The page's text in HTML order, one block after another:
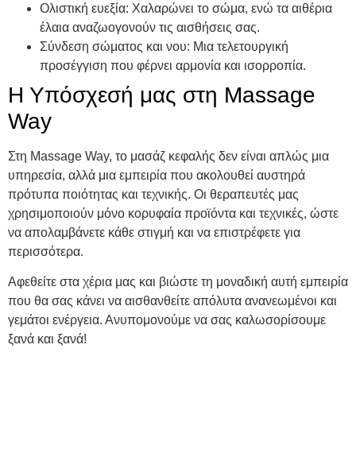
Ολιστική ευεξία: Χαλαρώνει το σώμα, ενώ τα αιθέρια
έλαια αναζωογονούν τις αισθήσεις σας.
Σύνδεση σώματος και νου: Μια τελετουργική
προσέγγιση που φέρνει αρμονία και ισορροπία.
Η Υπόσχεσή μας στη Massage
Way
Στη Massage Way, το μασάζ κεφαλής δεν είναι απλώς μια
υπηρεσία, αλλά μια εμπειρία που ακολουθεί αυστηρά
πρότυπα ποιότητας και τεχνικής. Οι θεραπευτές μας
χρησιμοποιούν μόνο κορυφαία προϊόντα και τεχνικές, ώστε
να απολαμβάνετε κάθε στιγμή και να επιστρέφετε για
περισσότερα.
Αφεθείτε στα χέρια μας και βιώστε τη μοναδική αυτή εμπειρία
που θα σας κάνει να αισθανθείτε απόλυτα ανανεωμένοι και
γεμάτοι ενέργεια. Ανυπομονούμε να σας καλωσορίσουμε
ξανά και ξανά!